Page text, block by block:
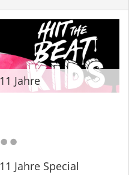
Jahre
Jahre Special